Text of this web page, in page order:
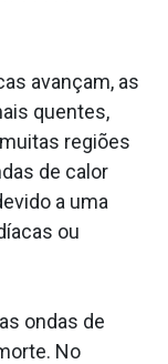
avançam, as
quentes,
regiões
de calor
a uma
ou
ondas de
No